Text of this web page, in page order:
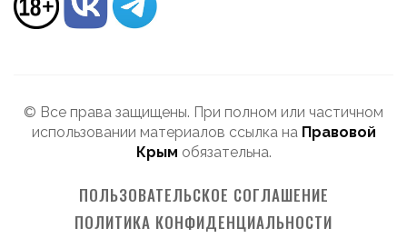
© Все права защищены. При полном или частичном
использовании материалов ссылка на Правовой
Крым обязательна.
ПОЛЬЗОВАТЕЛЬСКОЕ СОГЛАШЕНИЕ
ПОЛИТИКА КОНФИДЕНЦИАЛЬНОСТИ